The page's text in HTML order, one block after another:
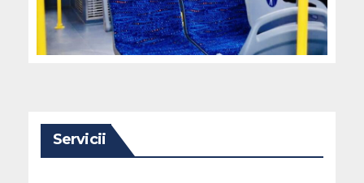
Servicii